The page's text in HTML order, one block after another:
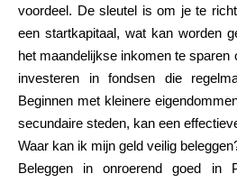
Mijn
Financiering
voordeel. De sleutel is om je te
een startkapitaal, wat kan worden
het maandelijkse inkomen te sparen
investeren in fondsen die
Beginnen met kleinere
secundaire steden, kan een
Waar kan ik mijn geld veilig
Beleggen in onroerend goed in